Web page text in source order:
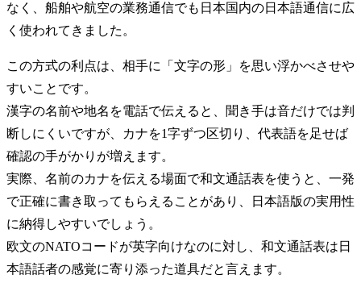
なく、船舶や航空の業務通信でも日本国内の日本語通信に広
く使われてきました。
この方式の利点は、相手に「文字の形」を思い浮かべさせや
すいことです。
漢字の名前や地名を電話で伝えると、聞き手は音だけでは判
断しにくいですが、カナを1字ずつ区切り、代表語を足せば
確認の手がかりが増えます。
実際、名前のカナを伝える場面で和文通話表を使うと、一発
で正確に書き取ってもらえることがあり、日本語版の実用性
に納得しやすいでしょう。
欧文のNATOコードが英字向けなのに対し、和文通話表は日
本語話者の感覚に寄り添った道具だと言えます。